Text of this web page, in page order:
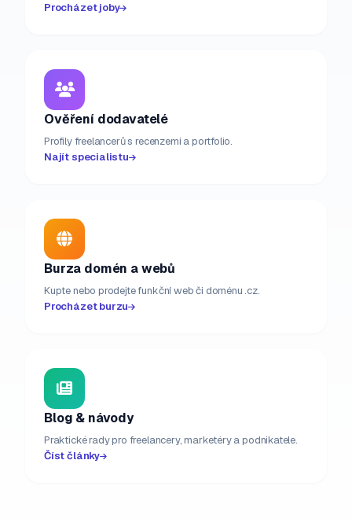
Procházet joby
Ověření dodavatelé
Profily freelancerů s recenzemi a portfolio.
Najít specialistu
Burza domén a webů
Kupte nebo prodejte funkční web či doménu .cz.
Procházet burzu
Blog & návody
Praktické rady pro freelancery, marketéry a podnikatele.
Číst články